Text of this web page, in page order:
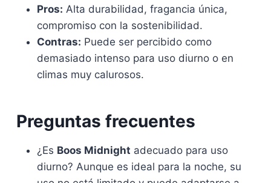
Pros: Alta durabilidad, fragancia única,
compromiso con la sostenibilidad.
Contras: Puede ser percibido como
demasiado intenso para uso diurno o en
climas muy calurosos.
Preguntas frecuentes
¿Es Boos Midnight adecuado para uso
diurno? Aunque es ideal para la noche, su